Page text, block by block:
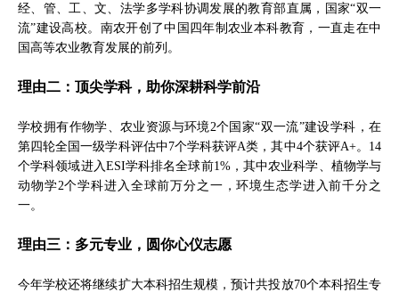
经、管、工、文、法学多学科协调发展的教育部直属，国家“双一
流”建设高校。南农开创了中国四年制农业本科教育，一直走在中
国高等农业教育发展的前列。
理由二：顶尖学科，助你深耕科学前沿
学校拥有作物学、农业资源与环境2个国家“双一流”建设学科，在
第四轮全国一级学科评估中7个学科获评A类，其中4个获评A+。14
个学科领域进入ESI学科排名全球前1%，其中农业科学、植物学与
动物学2个学科进入全球前万分之一，环境生态学进入前千分之
一。
理由三：多元专业，圆你心仪志愿
今年学校还将继续扩大本科招生规模，预计共投放70个本科招生专